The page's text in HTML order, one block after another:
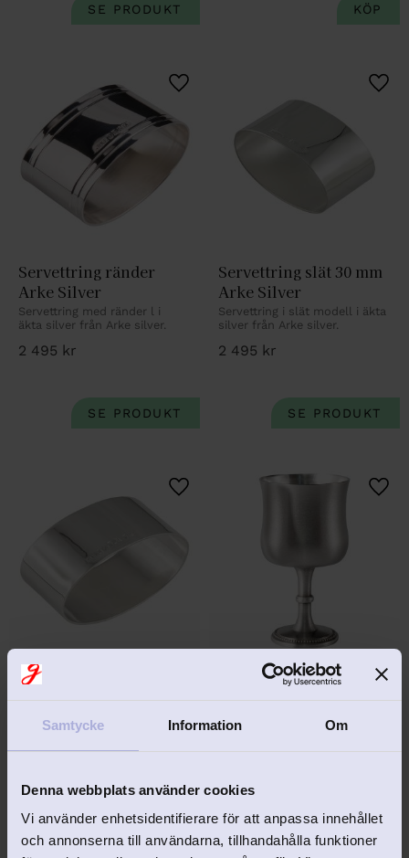
Samtycke Information Om
Denna webbplats använder cookies
Vi använder enhetsidentifierare för att anpassa innehållet
och annonserna till användarna, tillhandahålla funktioner
Servettring ränder
Arke Silver
Servettring med ränder l i
äkta silver från Arke silver.
2 495 kr
Lägg till i favoriter
Servettring slät 30 mm
Arke Silver
Servettring i slät modell i äkta
silver från Arke silver.
2 495 kr
Servettring slät Arke
Silver
silver från Arke silver.
2 495kr
Lägg till i favoriter
Vinbägare pärlring
tenn höjd 12 cm
898kr